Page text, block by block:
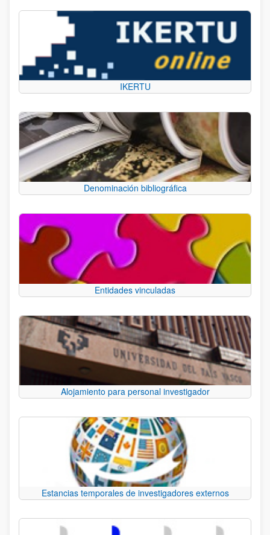
IKERTU
Denominación bibliográfica
Entidades vinculadas
Alojamiento para personal investigador
Estancias temporales de investigadores externos